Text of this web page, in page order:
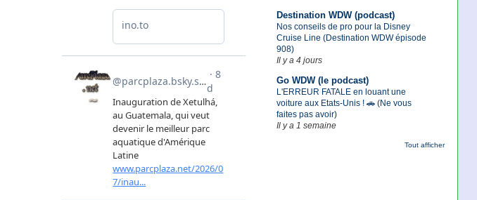
Destination WDW (podcast)
Nos conseils de pro pour la Disney
Cruise Line (Destination WDW épisode
908)
Il y a 4 jours
Go WDW (le podcast)
L'ERREUR FATALE en louant une
voiture aux Etats-Unis ! 🚗 (Ne vous
faites pas avoir)
Il y a 1 semaine
Tout afficher